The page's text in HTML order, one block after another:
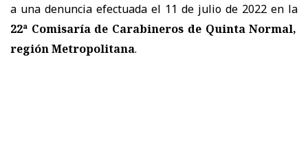
a una denuncia efectuada el 11 de julio de 2022 en la
22ª Comisaría de Carabineros de Quinta Normal,
región Metropolitana.